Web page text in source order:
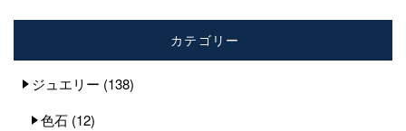
カテゴリー
ジュエリー (138)
色石 (12)